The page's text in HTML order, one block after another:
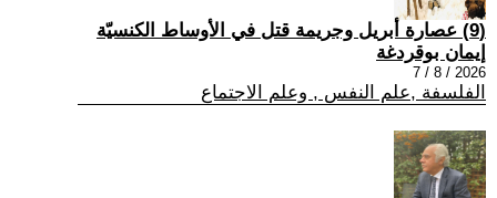
(9) عصارة أبريل وجريمة قتل في الأوساط الكنسيّة
إيمان بوقردغة
2026 / 8 / 7
الفلسفة ,علم النفس , وعلم الاجتماع